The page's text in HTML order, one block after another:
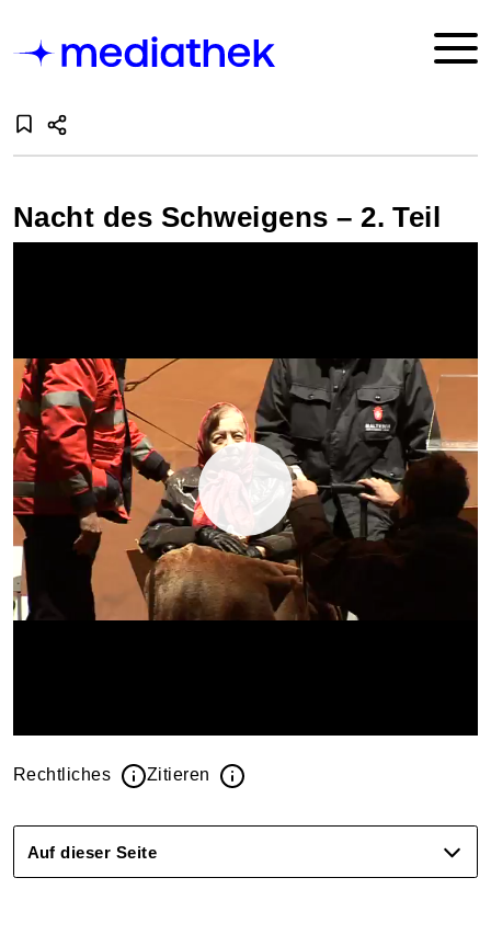
Nacht des Schweigens – 2. Teil
Rechtliches Zitieren
Auf dieser Seite